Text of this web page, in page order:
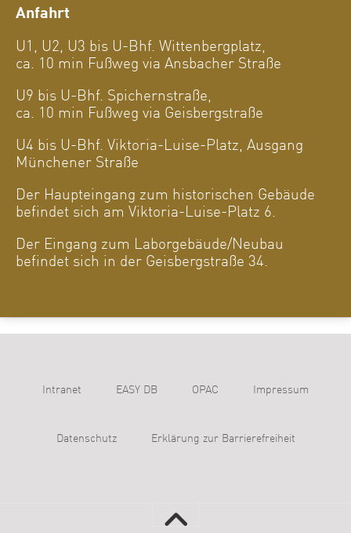
Anfahrt
U1, U2, U3 bis U-Bhf. Wittenbergplatz,
ca. 10 min Fußweg via Ansbacher Straße
U9 bis U-Bhf. Spichernstraße,
ca. 10 min Fußweg via Geisbergstraße
U4 bis U-Bhf. Viktoria-Luise-Platz, Ausgang
Münchener Straße
Der Haupteingang zum historischen Gebäude
befindet sich am Viktoria-Luise-Platz 6.
Der Eingang zum Laborgebäude/Neubau
befindet sich in der Geisbergstraße 34.
Intranet EASY DB OPAC Impressum
Datenschutz Erklärung zur Barrierefreiheit